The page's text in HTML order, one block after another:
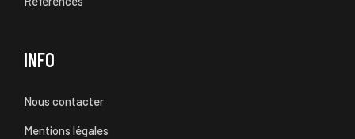
INFO
Nous contacter
Mentions légales